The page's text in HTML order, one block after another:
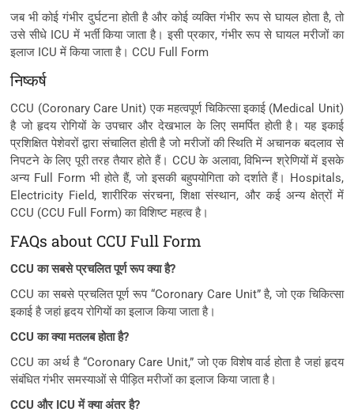
जब भी कोई गंभीर दुर्घटना होती है और कोई व्यक्ति गंभीर रूप से घायल होता है, तो
उसे सीधे ICU में भर्ती किया जाता है। इसी प्रकार, गंभीर रूप से घायल मरीजों का
इलाज ICU में किया जाता है। CCU Full Form
निष्कर्ष
CCU (Coronary Care Unit) एक महत्वपूर्ण चिकित्सा इकाई (Medical Unit)
है जो हृदय रोगियों के उपचार और देखभाल के लिए समर्पित होती है। यह इकाई
प्रशिक्षित पेशेवरों द्वारा संचालित होती है जो मरीजों की स्थिति में अचानक बदलाव से
निपटने के लिए पूरी तरह तैयार होते हैं। CCU के अलावा, विभिन्न श्रेणियों में इसके
अन्य Full Form भी होते हैं, जो इसकी बहुपयोगिता को दर्शाते हैं। Hospitals,
Electricity Field, शारीरिक संरचना, शिक्षा संस्थान, और कई अन्य क्षेत्रों में
CCU (CCU Full Form) का विशिष्ट महत्व है।
FAQs about CCU Full Form
CCU का सबसे प्रचलित पूर्ण रूप क्या है?
CCU का सबसे प्रचलित पूर्ण रूप “Coronary Care Unit” है, जो एक चिकित्सा
इकाई है जहां हृदय रोगियों का इलाज किया जाता है।
CCU का क्या मतलब होता है?
CCU का अर्थ है “Coronary Care Unit,” जो एक विशेष वार्ड होता है जहां हृदय
संबंधित गंभीर समस्याओं से पीड़ित मरीजों का इलाज किया जाता है।
CCU और ICU में क्या अंतर है?